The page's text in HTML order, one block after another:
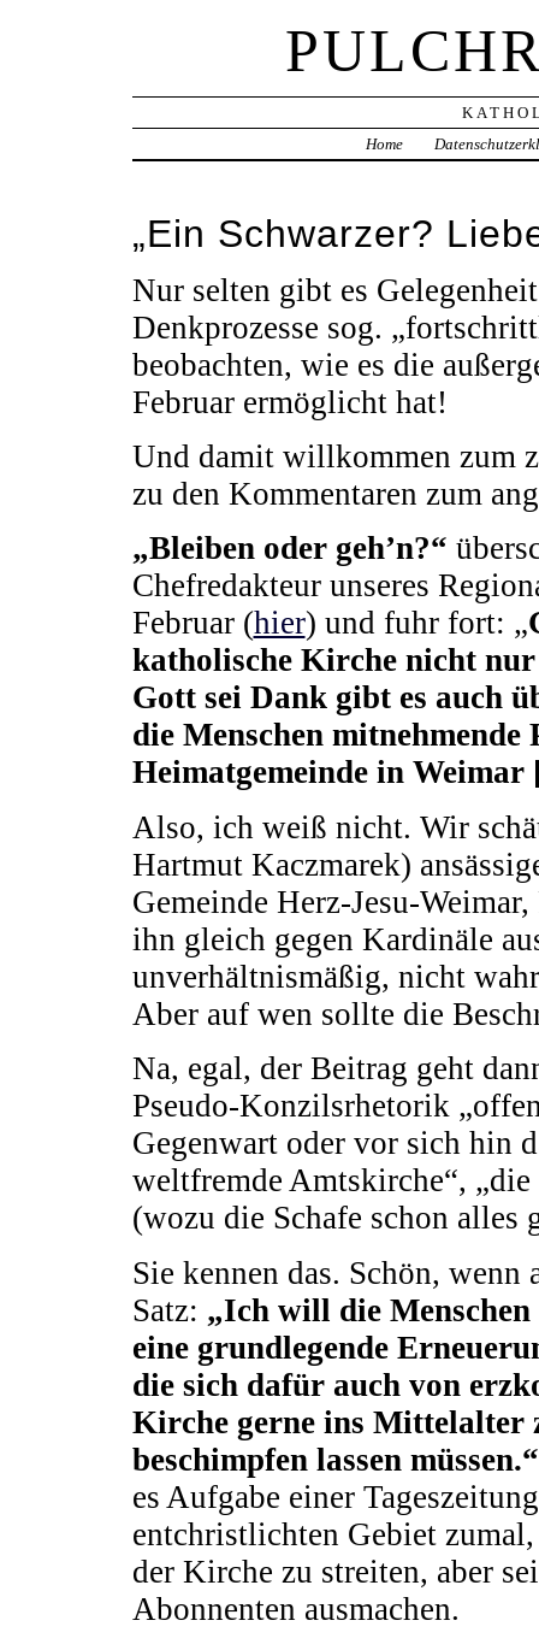
Home
„Ein Schwarzer?
Nur selten gibt es
Denkprozesse sog.
beobachten, wie es die
Februar ermöglicht hat!
Und damit willkommen zum
zu den Kommentaren zum
„Bleiben oder geh’n?“
Chefredakteur unseres
Februar (hier) und fuhr fort: „
katholische Kirche nicht
Gott sei Dank gibt es auch
die Menschen
Heimatgemeinde in
Also, ich weiß nicht. Wir
Hartmut Kaczmarek)
Gemeinde Herz-Jesu-
ihn gleich gegen Kardinäle
unverhältnismäßig, nicht
Aber auf wen sollte die
Na, egal, der Beitrag geht
Pseudo-Konzilsrhetorik
Gegenwart oder vor sich hin
weltfremde Amtskirche“,
(wozu die Schafe schon alles
Sie kennen das. Schön,
Satz: „Ich will die
eine grundlegende
die sich dafür auch von
Kirche gerne ins Mittelalter
beschimpfen lassen
es Aufgabe einer
entchristlichten Gebiet
der Kirche zu streiten, aber
Abonnenten ausmachen.